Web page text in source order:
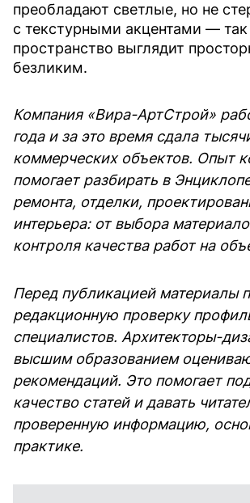
преобладают светлые, но не
с текстурными акцентами — так
пространство выглядит
безликим.
Компания «Вира-АртСтрой»
года и за это время сдала
коммерческих объектов. Опыт
помогает разбирать в
ремонта, отделки,
интерьера: от выбора
контроля качества работ на
Перед публикацией материалы
редакционную проверку
специалистов. Архитекторы-
высшим образованием
рекомендаций. Это помогает
качество статей и давать
проверенную информацию,
практике.